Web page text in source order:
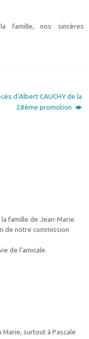
famille, nos sincères
d’Albert CAUCHY de la
28ème promotion
famille de Jean-Marie.
de notre commission
de l’amicale.
Marie, surtout à Pascale